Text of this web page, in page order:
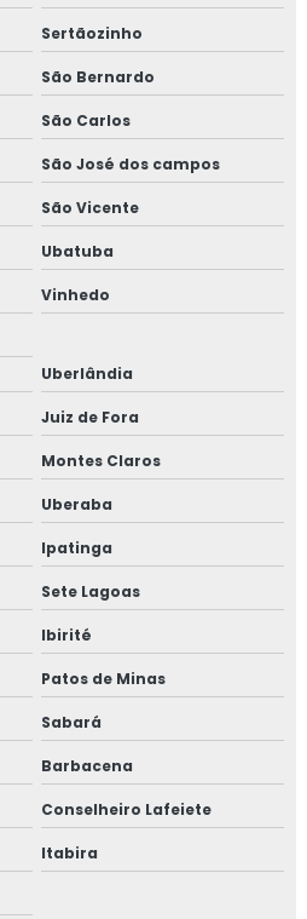
Sertãozinho
São Bernardo
São Carlos
São José dos campos
São Vicente
Ubatuba
Vinhedo
Uberlândia
Juiz de Fora
Montes Claros
Uberaba
Ipatinga
Sete Lagoas
Ibirité
Patos de Minas
Sabará
Barbacena
Conselheiro Lafeiete
Itabira